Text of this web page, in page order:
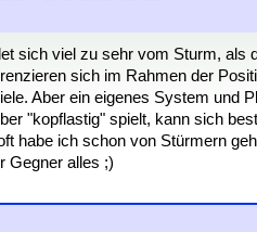
sich viel zu sehr vom Sturm,
sich im Rahmen der
Aber ein eigenes System und
"kopflastig" spielt, kann sich
habe ich schon von Stürmern
Gegner alles ;)